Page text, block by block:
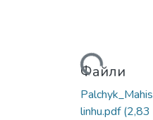
Вантажиться...Файли
linhu.pdf(2,83